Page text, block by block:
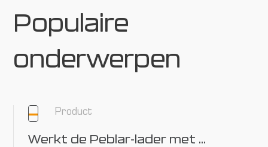
Populaire
onderwerpen
Product
Werkt de Peblar-lader met elke simkaart?